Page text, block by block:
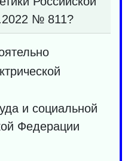
№ 811?
и социальной
Федерации